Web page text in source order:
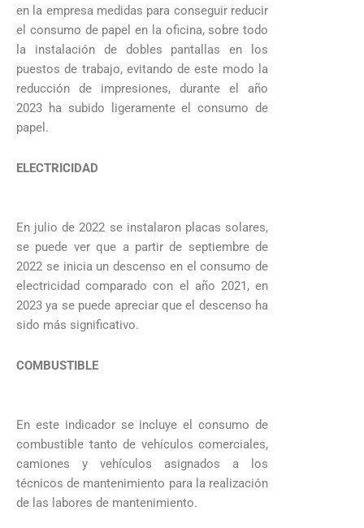
en la empresa medidas para conseguir reducir
el consumo de papel en la oficina, sobre todo
la instalación de dobles pantallas en los
puestos de trabajo, evitando de este modo la
reducción de impresiones, durante el año
2023 ha subido ligeramente el consumo de
papel.
ELECTRICIDAD
En julio de 2022 se instalaron placas solares,
se puede ver que a partir de septiembre de
2022 se inicia un descenso en el consumo de
electricidad comparado con el año 2021, en
2023 ya se puede apreciar que el descenso ha
sido más significativo.
COMBUSTIBLE
En este indicador se incluye el consumo de
combustible tanto de vehículos comerciales,
camiones y vehículos asignados a los
técnicos de mantenimiento para la realización
de las labores de mantenimiento.